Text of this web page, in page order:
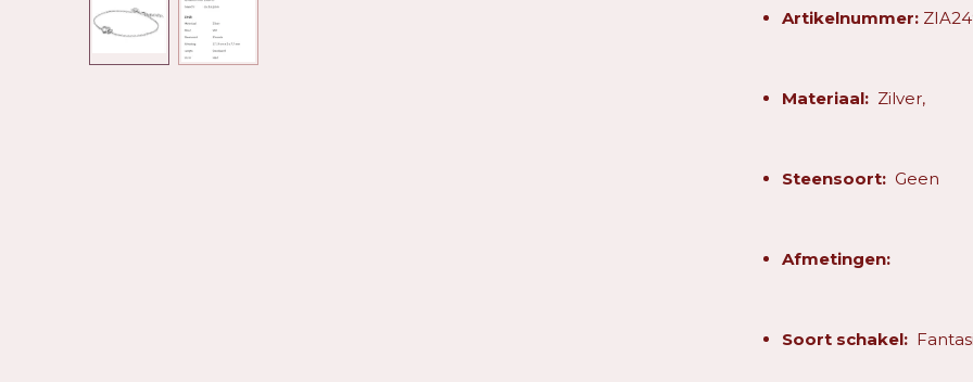
Artikelnummer:
Materiaal: Zilver,
Steensoort: Geen
Afmetingen:
Soort schakel: